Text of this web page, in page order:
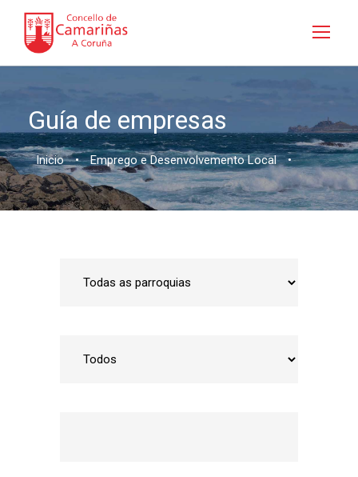
Guía de empresas
Inicio • Emprego e Desenvolvemento Local •